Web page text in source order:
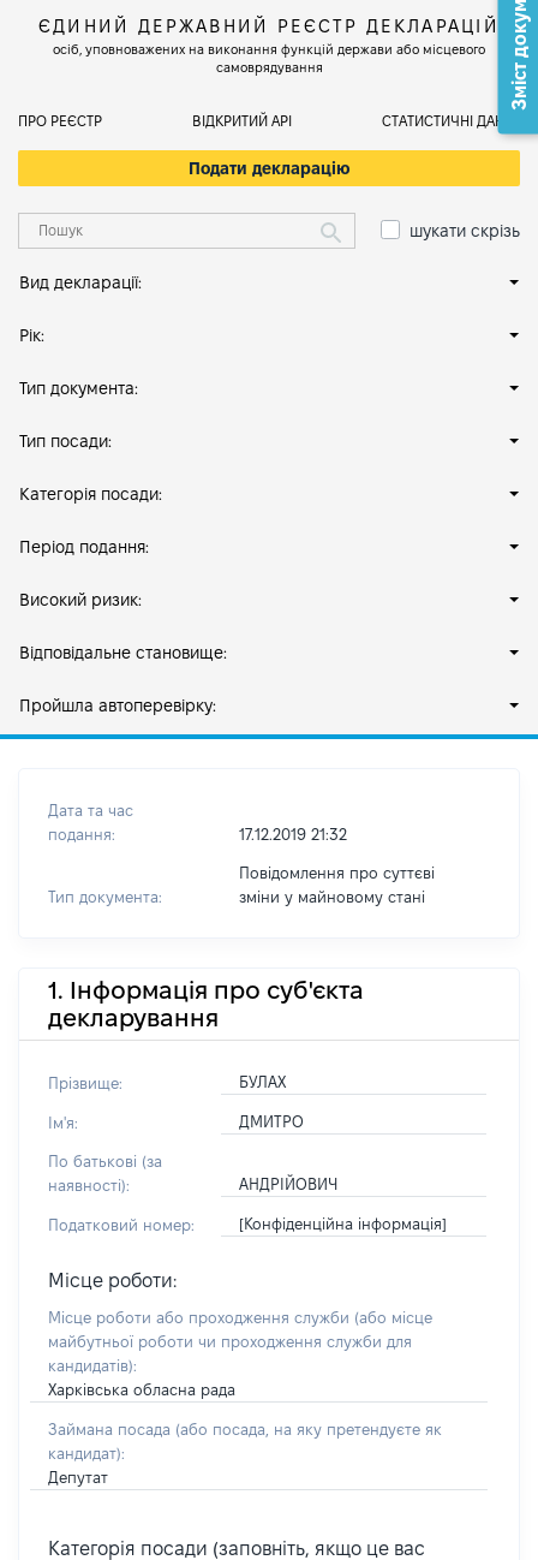
ЄДИНИЙ ДЕРЖАВНИЙ РЕЄСТР ДЕКЛАРАЦІЙ
осіб, уповноважених на виконання функцій держави або місцевого
самоврядування
ПРО РЕЄСТР ВІДКРИТИЙ АРІ СТАТИСТИЧНІ ДАНІ
Подати декларацію
шукати скрізь
Вид декларації:
Рік:
Тип документа:
Тип посади:
Категорія посади:
Період подання:
Високий ризик:
Відповідальне становище:
Пройшла автоперевірку:
Дата та час
подання:
17.12.2019 21:32
Тип документа:
Повідомлення про суттєві
зміни y майновому стані
1. Інформація про суб'єкта
декларування
Прізвище: БУЛАХ
Ім'я: ДМИТРО
По батькові (за
наявності):
АНДРІЙОВИЧ
Податковий номер: [Конфіденційна інформація]
Місце роботи:
Місце роботи або проходження служби (або місце
майбутньої роботи чи проходження служби для
кандидатів):
Харківська обласна рада
Займана посада (або посада, на яку претендуєте як
кандидат):
Депутат
Категорія посади (заповніть, якщо це вас
Зміст документа